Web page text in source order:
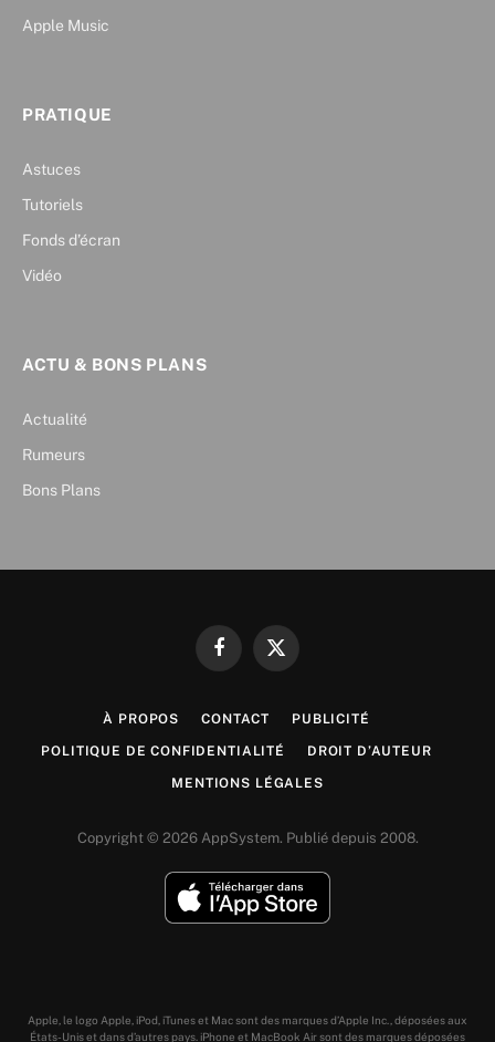
Apple Music
PRATIQUE
Astuces
Tutoriels
Fonds d’écran
Vidéo
ACTU & BONS PLANS
Actualité
Rumeurs
Bons Plans
FacebookX
À PROPOS CONTACT PUBLICITÉ
POLITIQUE DE CONFIDENTIALITÉ DROIT D’AUTEUR
MENTIONS LÉGALES
Copyright © 2026 AppSystem. Publié depuis 2008.
Apple, le logo Apple, iPod, iTunes et Mac sont des marques d’Apple Inc., déposées aux
États-Unis et dans d’autres pays. iPhone et MacBook Air sont des marques déposées